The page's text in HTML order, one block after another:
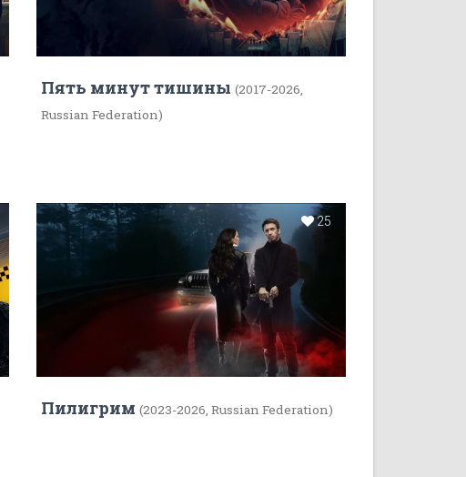
Пять минут тишины (2017-2026,
Russian Federation)
25
Пилигрим (2023-2026, Russian Federation)